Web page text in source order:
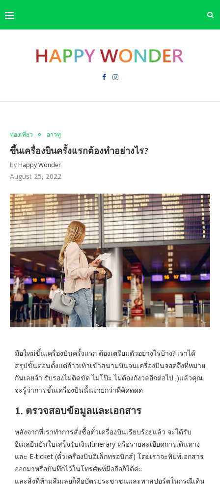
ท่องเที่ยว ฮาวทู
ขึ้นเครื่องบินครั้งแรกต้องทำอย่างไร?
by Happy Wonder
August 25, 2022
มือใหม่ขึ้นเครื่องบินครั้งแรก ต้องเตรียมตัวอย่างไรบ้าง? เราได้
สรุปขั้นตอนตั้งแต่ก้าวเท้าเข้าสนามบินจนเครื่องบินจอดถึงที่หมาย
กันเลยจ้า รับรองไม่ติดขัด ไม่โป๊ะ ไม่ต้องกังวลอีกต่อไป ;)แล้วคุณ
จะรู้ว่าการขึ้นเครื่องบินนั้นง่ายกว่าที่คิดดดด
1. ตรวจสอบข้อมูลและเอกสาร
หลังจากที่เราทำการสั่งซื้อตั๋วเครื่องบินเรียบร้อยแล้ว จะได้รับ
อีเมลยืนยันใบเสร็จรับเงินItinerary หรือรายละเอียดการเดินทาง
และ E-ticket (ตั๋วเครื่องบินอิเล็กทรอนิกส์) โดยเราจะพิมพ์เอกสาร
ออกมาหรือบันทึกไว้ในโทรศัพท์มือถือก็ได้ค่ะ
และสิ่งที่ห้ามลืมเลยก็คือบัตรประชาชนและพาสปอร์ตในกรณีเดิน